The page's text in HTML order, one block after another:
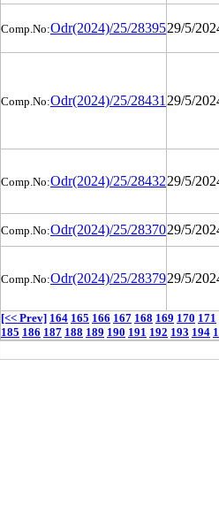
Comp.No:Odr(2024)/25/2839529/5/
Comp.No:Odr(2024)/25/28431 29/5/
Comp.No:Odr(2024)/25/2843229/5/
Comp.No:Odr(2024)/25/2837029/5/
Comp.No:Odr(2024)/25/2837929/5/
[<< Prev] 164 165 166 167 168 169 170 171
185 186 187 188 189 190 191 192 193 194